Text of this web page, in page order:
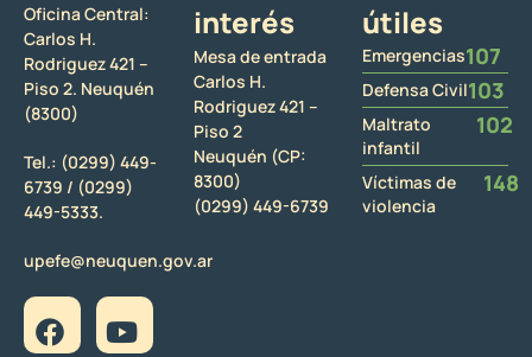
Oficina Central:
Carlos H.
Rodriguez 421 –
Piso 2. Neuquén
(8300)
Tel.: (0299) 449-
6739 / (0299)
449-5333.
upefe@neuquen.gov.ar
interés
Mesa de entrada
Carlos H.
Rodriguez 421 –
Piso 2
Neuquén (CP:
8300)
(0299) 449-6739
útiles
Emergencias107
Defensa Civil103
Maltrato
infantil
102
Víctimas de
violencia
148